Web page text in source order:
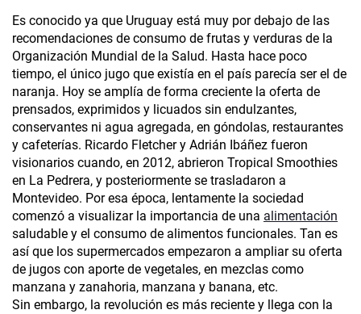
Es conocido ya que Uruguay está muy por debajo de las
recomendaciones de consumo de frutas y verduras de la
Organización Mundial de la Salud. Hasta hace poco
tiempo, el único jugo que existía en el país parecía ser el de
naranja. Hoy se amplía de forma creciente la oferta de
prensados, exprimidos y licuados sin endulzantes,
conservantes ni agua agregada, en góndolas, restaurantes
y cafeterías. Ricardo Fletcher y Adrián Ibáñez fueron
visionarios cuando, en 2012, abrieron Tropical Smoothies
en La Pedrera, y posteriormente se trasladaron a
Montevideo. Por esa época, lentamente la sociedad
comenzó a visualizar la importancia de una alimentación
saludable y el consumo de alimentos funcionales. Tan es
así que los supermercados empezaron a ampliar su oferta
de jugos con aporte de vegetales, en mezclas como
manzana y zanahoria, manzana y banana, etc.
Sin embargo, la revolución es más reciente y llega con la